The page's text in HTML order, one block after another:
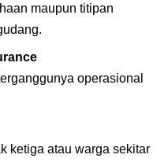
maupun titipan
operasional
ketiga atau warga sekitar